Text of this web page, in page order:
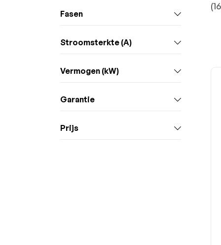
Fasen
Stroomsterkte (A)
Vermogen (kW)
Garantie
Prijs